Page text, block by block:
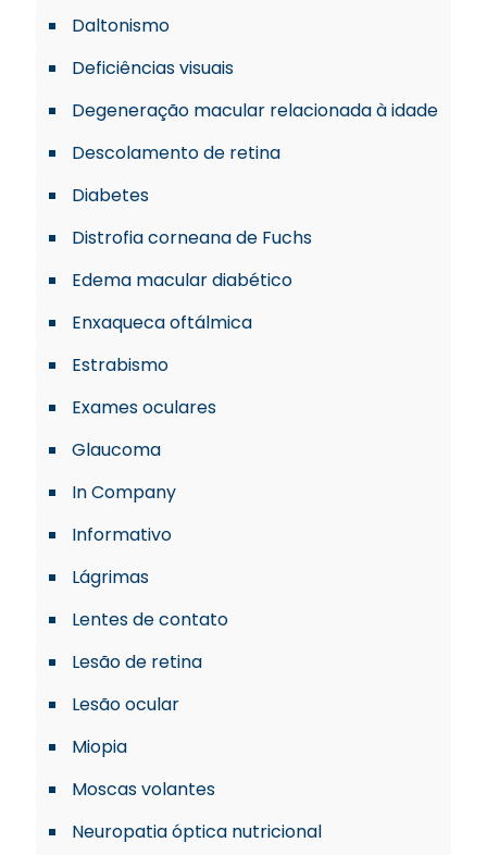
Daltonismo
Deficiências visuais
Degeneração macular relacionada à idade
Descolamento de retina
Diabetes
Distrofia corneana de Fuchs
Edema macular diabético
Enxaqueca oftálmica
Estrabismo
Exames oculares
Glaucoma
In Company
Informativo
Lágrimas
Lentes de contato
Lesão de retina
Lesão ocular
Miopia
Moscas volantes
Neuropatia óptica nutricional